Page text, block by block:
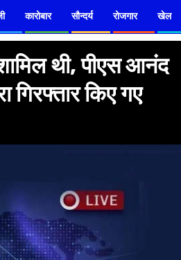
कारोबार सौन्दर्य रोजगार खेल
थी, पीएस आनंद
गिरफ्तार किए गए